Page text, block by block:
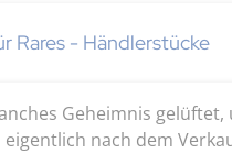
Rares - Händlerstücke
Geheimnis
nach dem